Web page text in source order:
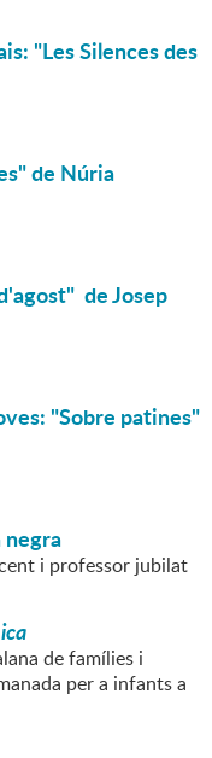
"Les Silences des
de Núria
de Josep
"Sobre patines"
negra
i professor jubilat
de famílies i
per a infants a